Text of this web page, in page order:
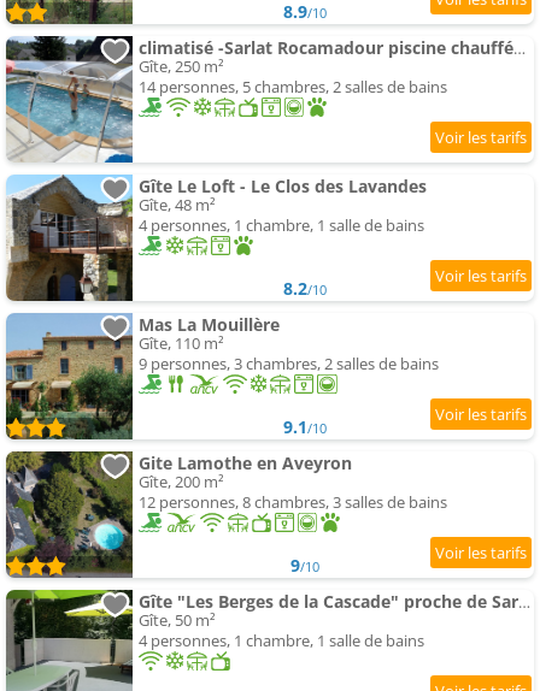
8.9/10
climatisé -Sarlat Rocamadour piscine chauffée mai
Gîte, 250 m²
14 personnes, 5 chambres, 2 salles de bains
Gîte Le Loft - Le Clos des Lavandes
Gîte, 48 m²
4 personnes, 1 chambre, 1 salle de bains
8.2/10
Mas La Mouillère
Gîte, 110 m²
9 personnes, 3 chambres, 2 salles de bains
9.1/10
Gite Lamothe en Aveyron
Gîte, 200 m²
12 personnes, 8 chambres, 3 salles de bains
9/10
Gîte "Les Berges de la Cascade" proche de Sarlat et de Rocamadour
Gîte, 50 m²
4 personnes, 1 chambre, 1 salle de bains